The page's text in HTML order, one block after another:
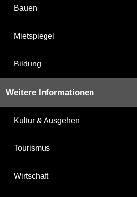
Bauen
Mietspiegel
Bildung
Weitere Informationen
Kultur & Ausgehen
Tourismus
Wirtschaft